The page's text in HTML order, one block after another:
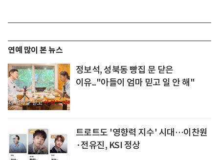
연예 많이 본 뉴스
정보석, 성북동 빵집 문 닫은
이유.."아들이 엄마 믿고 일 안 해"
트로트도 '영향력 지수' 시대…이찬원
·전유진, KSI 정상